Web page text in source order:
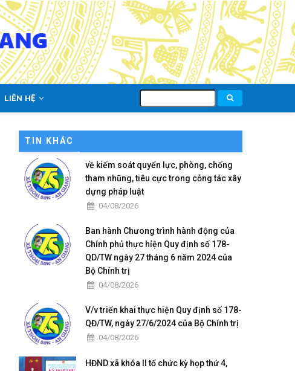
LIÊN HỆ
kiếm
TIN KHÁC
về kiếm soát quyển lực, phòng, chống
tham nhũng, tiêu cực trong cỗng tác xây
dựng pháp luật
04/08/2026
Ban hành Chưong trình hành động của
Chính phủ thực hỉện Quy định số 178-
QD/TW ngày 27 tháng 6 năm 2024 của
Bộ Chính trị
04/08/2026
V/v triển khai thực hiện Quy định số 178-
QĐ/TW, ngày 27/6/2024 của Bộ Chính trị
04/08/2026
HĐND xã khóa II tổ chức kỳ họp thứ 4,